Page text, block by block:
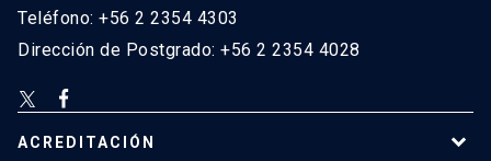
Teléfono: +56 2 2354 4303
Dirección de Postgrado: +56 2 2354 4028
ACREDITACIÓN